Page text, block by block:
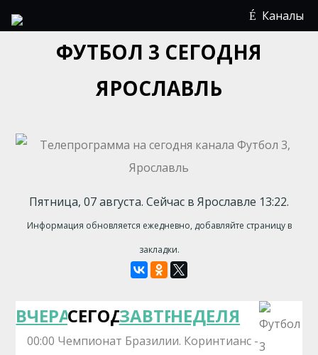
Каналы
ФУТБОЛ 3 СЕГОДНЯ
ЯРОСЛАВЛЬ
Пятница, 07 августа. Сейчас в Ярославле 13:22.
Информация обновляется ежедневно, добавляйте страницу в
закладки.
ВЧЕРАСЕГОДНЯЗАВТРАНЕДЕЛЯ
00:00 Чемпионат Бразилии. Коринтианс -